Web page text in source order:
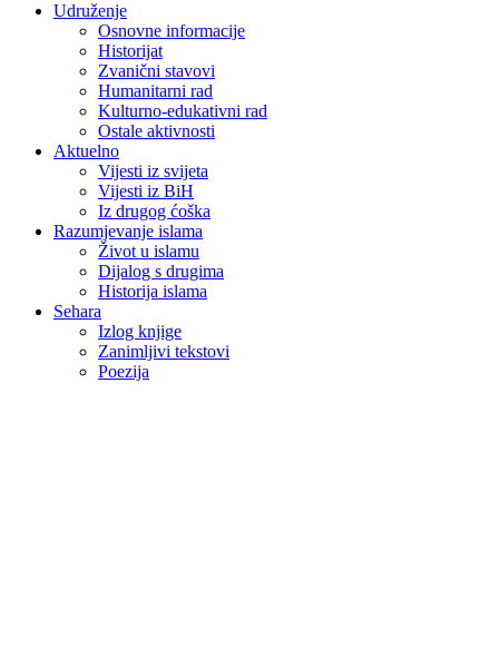
Udruženje
Osnovne informacije
Historijat
Zvanični stavovi
Humanitarni rad
Kulturno-edukativni rad
Ostale aktivnosti
Aktuelno
Vijesti iz svijeta
Vijesti iz BiH
Iz drugog ćoška
Razumjevanje islama
Život u islamu
Dijalog s drugima
Historija islama
Sehara
Izlog knjige
Zanimljivi tekstovi
Poezija